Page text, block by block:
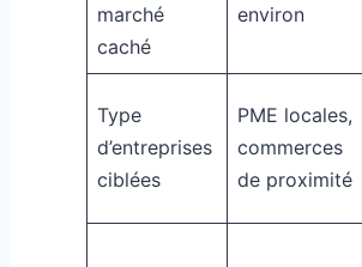
marché
caché
environ
Type
d’entreprises
ciblées
PME locales,
commerces
de proximité